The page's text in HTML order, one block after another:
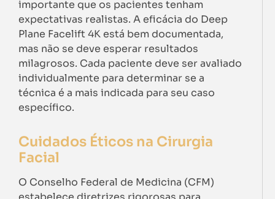
importante que os pacientes tenham
expectativas realistas. A eficácia do Deep
Plane Facelift 4K está bem documentada,
mas não se deve esperar resultados
milagrosos. Cada paciente deve ser avaliado
individualmente para determinar se a
técnica é a mais indicada para seu caso
específico.
Cuidados Éticos na Cirurgia
Facial
O Conselho Federal de Medicina (CFM)